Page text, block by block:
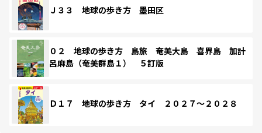
Ｊ３３ 地球の歩き方 墨田区
０２ 地球の歩き方 島旅 奄美大島 喜界島 加計
呂麻島（奄美群島１） ５訂版
Ｄ１７ 地球の歩き方 タイ ２０２７～２０２８